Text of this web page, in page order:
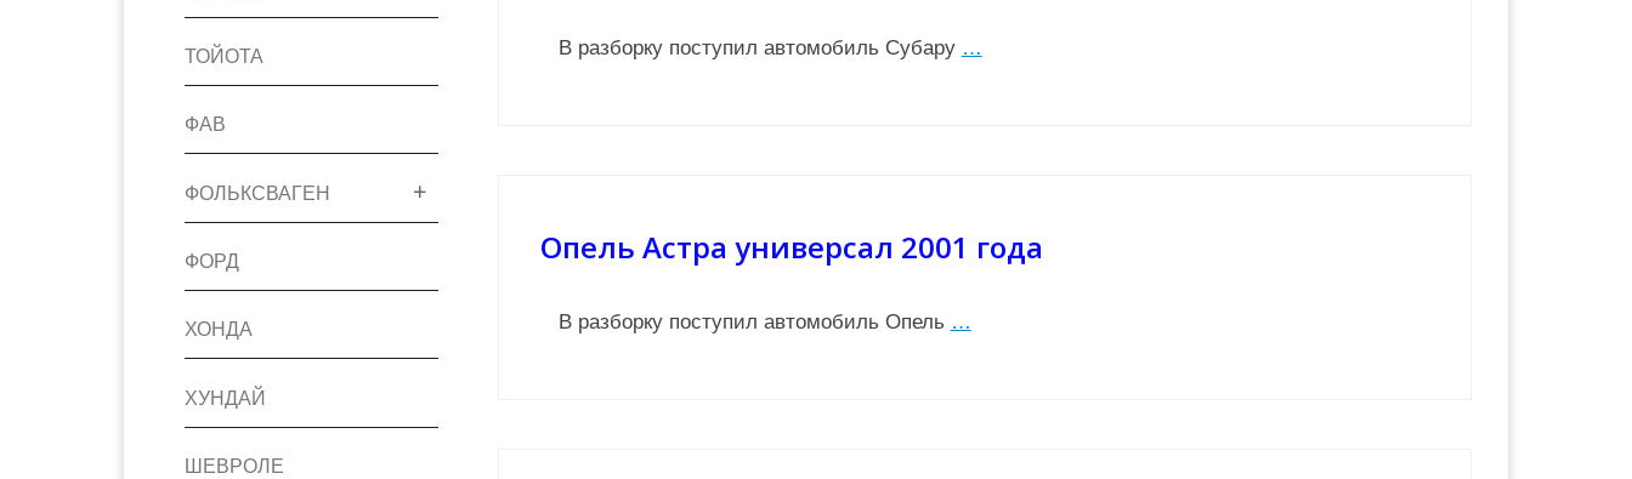
В разборку поступил автомобиль Субару …
Опель Астра универсал 2001 года
В разборку поступил автомобиль Опель …
ТОЙОТА
ФАВ
ФОЛЬКСВАГЕН
ФОРД
ХОНДА
ХУНДАЙ
ШЕВРОЛЕ